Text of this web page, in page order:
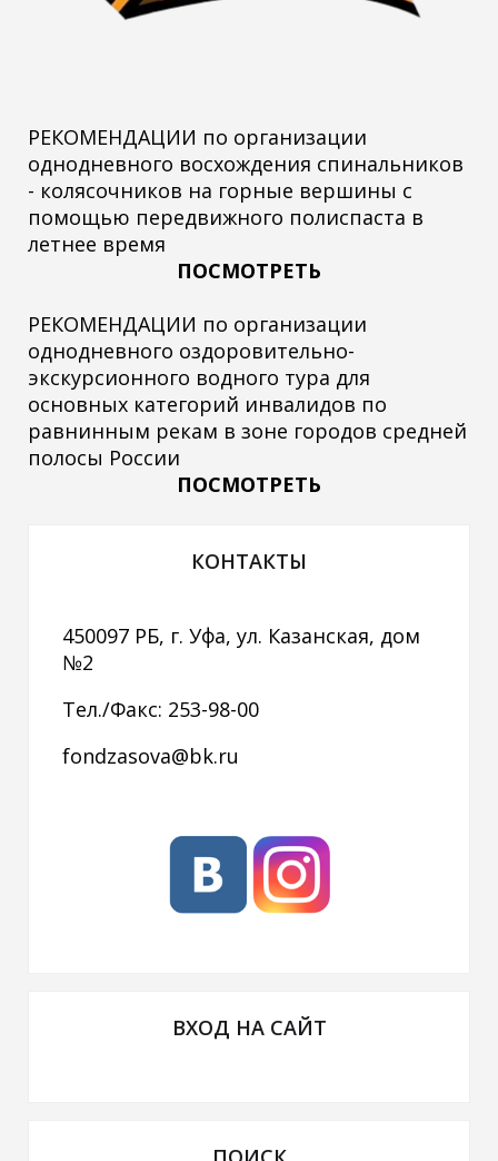
РЕКОМЕНДАЦИИ по организации
однодневного восхождения спинальников
- колясочников на горные вершины с
помощью передвижного полиспаста в
летнее время
ПОСМОТРЕТЬ
РЕКОМЕНДАЦИИ по организации
однодневного оздоровительно-
экскурсионного водного тура для
основных категорий инвалидов по
равнинным рекам в зоне городов средней
полосы России
ПОСМОТРЕТЬ
КОНТАКТЫ
450097 РБ, г. Уфа, ул. Казанская, дом
№2
Тел./Факс: 253-98-00
fondzasova@bk.ru
ВХОД НА САЙТ